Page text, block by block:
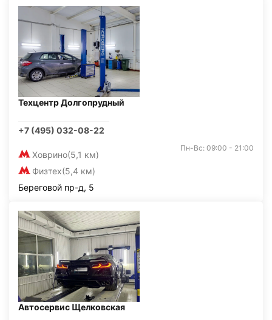
Техцентр Долгопрудный
+7 (495) 032-08-22
Ховрино(5,1 км)
Физтех(5,4 км)
Пн-Вс: 09:00 - 21:00
Береговой пр-д, 5
Автосервис Щелковская